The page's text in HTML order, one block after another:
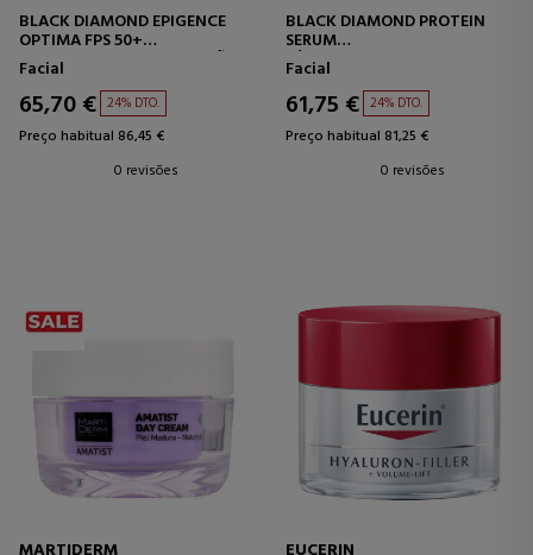
BLACK DIAMOND EPIGENCE
OPTIMA FPS 50+
TRATAMENTO DE PROTEÇÃO
FACIAL
Facial
65,70 € 24% DTO.
Preço habitual 86,45 €
0 revisões
BLACK DIAMOND PROTEIN
SERUM
SÉRUM ULTRA INTENSIVO
Facial
61,75 € 24% DTO.
Preço habitual 81,25 €
0 revisões